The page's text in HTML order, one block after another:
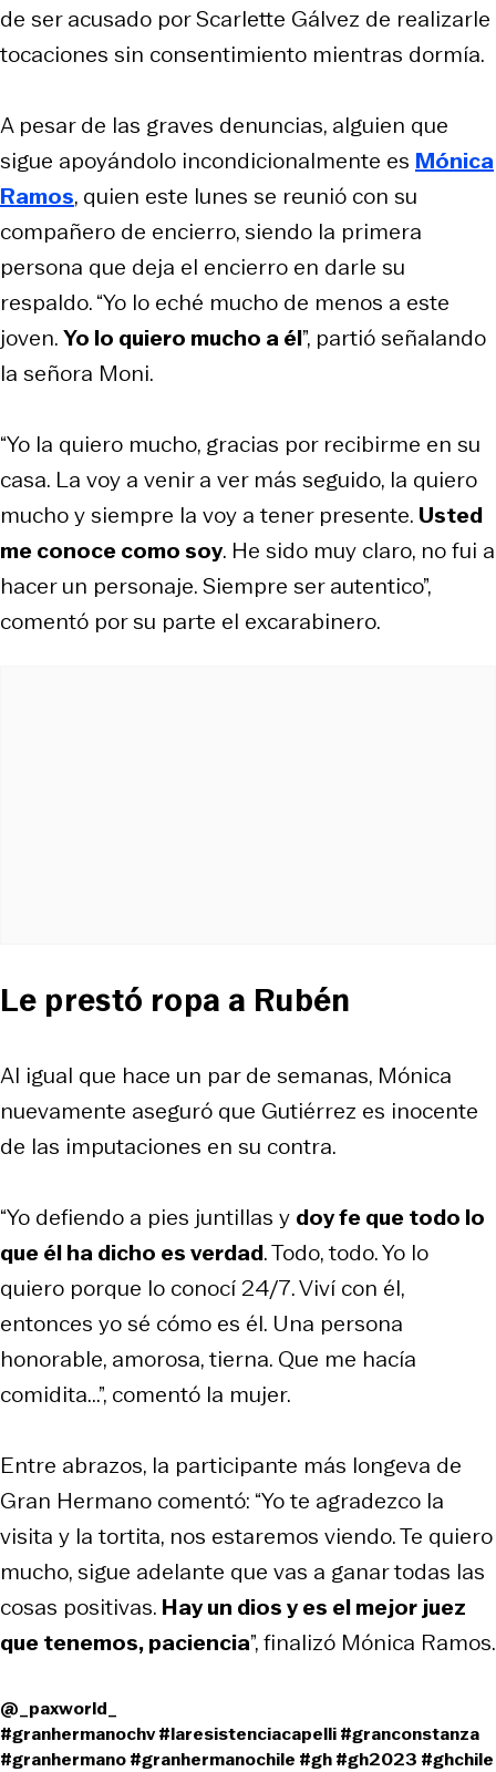
de ser acusado por Scarlette Gálvez de realizarle
tocaciones sin consentimiento mientras dormía.
A pesar de las graves denuncias, alguien que
sigue apoyándolo incondicionalmente es Mónica
Ramos, quien este lunes se reunió con su
compañero de encierro, siendo la primera
persona que deja el encierro en darle su
respaldo. “Yo lo eché mucho de menos a este
joven.Yo lo quiero mucho a él”, partió señalando
la señora Moni.
“Yo la quiero mucho, gracias por recibirme en su
casa. La voy a venir a ver más seguido, la quiero
mucho y siempre la voy a tener presente. Usted
me conoce como soy. He sido muy claro, no fui a
hacer un personaje. Siempre ser autentico”,
comentó por su parte el excarabinero.
Le prestó ropa a Rubén
Al igual que hace un par de semanas, Mónica
nuevamente aseguró que Gutiérrez es inocente
de las imputaciones en su contra.
“Yo defiendo a pies juntillas y doy fe que todo lo
que él ha dicho es verdad. Todo, todo. Yo lo
quiero porque lo conocí 24/7. Viví con él,
entonces yo sé cómo es él. Una persona
honorable, amorosa, tierna. Que me hacía
comidita...”, comentó la mujer.
Entre abrazos, la participante más longeva de
Gran Hermano comentó: “Yo te agradezco la
visita y la tortita, nos estaremos viendo. Te quiero
mucho, sigue adelante que vas a ganar todas las
cosas positivas. Hay un dios y es el mejor juez
que tenemos, paciencia”, finalizó Mónica Ramos.
@_paxworld_
#granhermanochv#laresistenciacapelli#granconstanza
#granhermano#granhermanochile #gh#gh2023 #ghchile